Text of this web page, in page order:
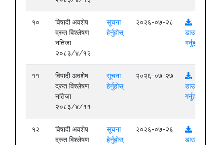
१०
विषादी अवशेष
द्रुत विश्लेषण
नतिजा
२०८३/४/१२
सूचना
हेर्नुहोस्
२०२६-०७-२८
डाउनलोड
गर्नुहोस्
११
विषादी अवशेष
द्रुत विश्लेषण
नतिजा
२०८३/४/११
सूचना
हेर्नुहोस्
२०२६-०७-२७
डाउनलोड
गर्नुहोस्
१२
विषादी अवशेष
द्रुत विश्लेषण
सूचना
हेर्नुहोस्
२०२६-०७-२६
डाउनलोड